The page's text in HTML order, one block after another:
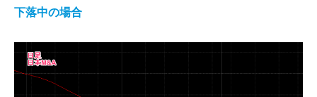
下落中の場合